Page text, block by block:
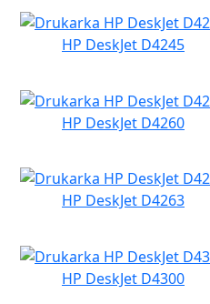
HP DeskJet D4245
HP DeskJet D4260
HP DeskJet D4263
HP DeskJet D4300